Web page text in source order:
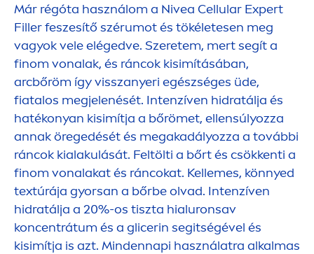
Már régóta használom a Nivea Cellular Expert
Fillerfeszesítő szérumot és tökéletesen meg
vagyok vele elégedve. Szeretem, mert segít a
finom vonalak, és ráncok kisimításában,
arcbőröm így visszanyeri egészséges üde,
fiatalos megjelenését. Intenzíven hidratálja és
hatékonyan kisimítja a bőrömet, ellensúlyozza
annak öregedését és megakadályozza a további
ráncok kialakulását. Feltölti a bőrt és csökkenti a
finom vonalakat és ráncokat. Kellemes, könnyed
textúrája gyorsan a bőrbe olvad. Intenzíven
hidratálja a 20%-os tiszta hialuronsav
koncentrátum és a glicerin segitségével és
kisimítja is azt. Mindennapi használatra alkalmas